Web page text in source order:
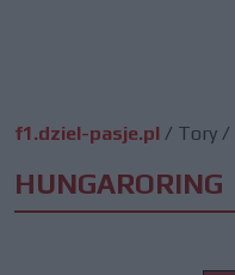
f1.dziel-pasje.pl / Tory /
HUNGARORING